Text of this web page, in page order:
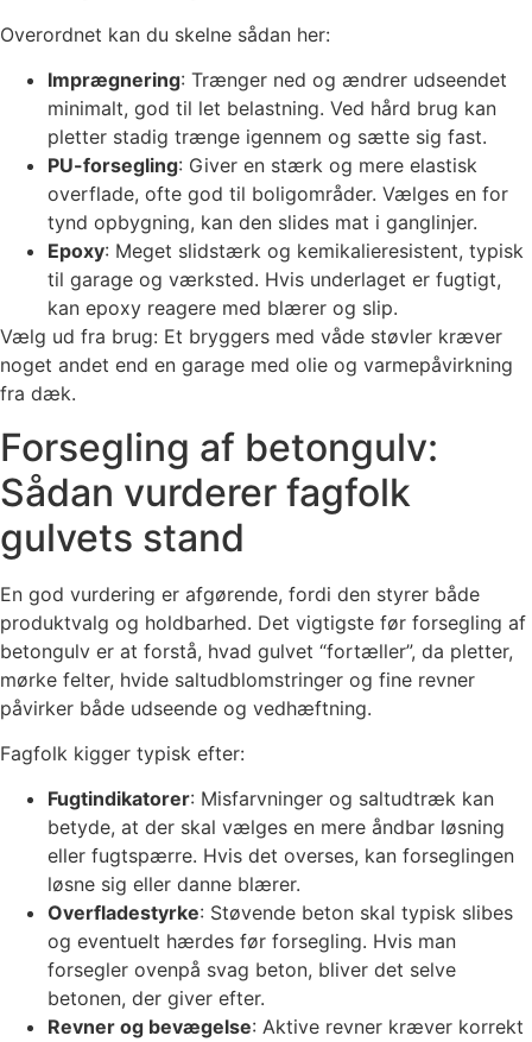
Overordnet kan du skelne sådan her:
Imprægnering: Trænger ned og ændrer udseendet
minimalt, god til let belastning. Ved hård brug kan
pletter stadig trænge igennem og sætte sig fast.
PU-forsegling: Giver en stærk og mere elastisk
overflade, ofte god til boligområder. Vælges en for
tynd opbygning, kan den slides mat i ganglinjer.
Epoxy: Meget slidstærk og kemikalieresistent, typisk
til garage og værksted. Hvis underlaget er fugtigt,
kan epoxy reagere med blærer og slip.
Vælg ud fra brug: Et bryggers med våde støvler kræver
noget andet end en garage med olie og varmepåvirkning
fra dæk.
Forsegling af betongulv:
Sådan vurderer fagfolk
gulvets stand
En god vurdering er afgørende, fordi den styrer både
produktvalg og holdbarhed. Det vigtigste før forsegling af
betongulv er at forstå, hvad gulvet “fortæller”, da pletter,
mørke felter, hvide saltudblomstringer og fine revner
påvirker både udseende og vedhæftning.
Fagfolk kigger typisk efter:
Fugtindikatorer: Misfarvninger og saltudtræk kan
betyde, at der skal vælges en mere åndbar løsning
eller fugtspærre. Hvis det overses, kan forseglingen
løsne sig eller danne blærer.
Overfladestyrke: Støvende beton skal typisk slibes
og eventuelt hærdes før forsegling. Hvis man
forsegler ovenpå svag beton, bliver det selve
betonen, der giver efter.
Revner og bevægelse: Aktive revner kræver korrekt